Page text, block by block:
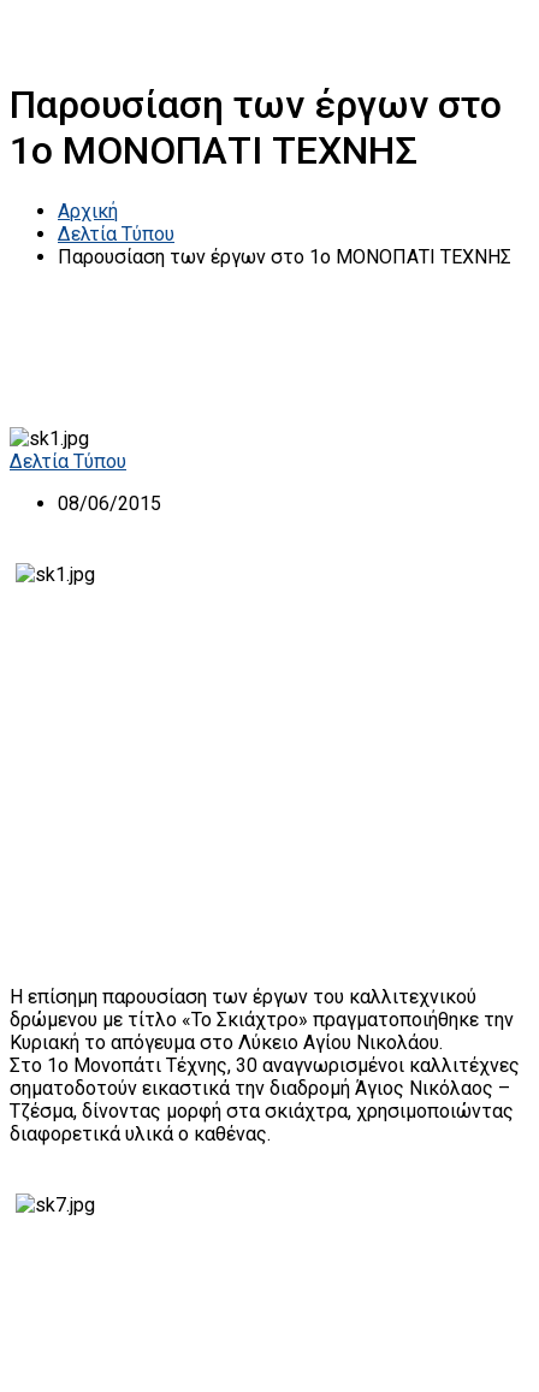
Παρουσίαση των έργων στο
1o ΜΟΝΟΠΑΤΙ ΤΕΧΝΗΣ
Αρχική
Δελτία Τύπου
Παρουσίαση των έργων στο 1o ΜΟΝΟΠΑΤΙ ΤΕΧΝΗΣ
Δελτία Τύπου
08/06/2015
Η επίσημη παρουσίαση των έργων του καλλιτεχνικού
δρώμενου με τίτλο «Το Σκιάχτρο» πραγματοποιήθηκε την
Κυριακή το απόγευμα στο Λύκειο Αγίου Νικολάου.
Στο 1ο Μονοπάτι Τέχνης, 30 αναγνωρισμένοι καλλιτέχνες
σηματοδοτούν εικαστικά την διαδρομή Άγιος Νικόλαος –
Τζέσμα, δίνοντας μορφή στα σκιάχτρα, χρησιμοποιώντας
διαφορετικά υλικά ο καθένας.